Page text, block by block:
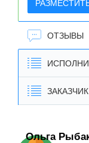
ОТЗЫВЫ
ЗАКАЗЧИК
Ольга